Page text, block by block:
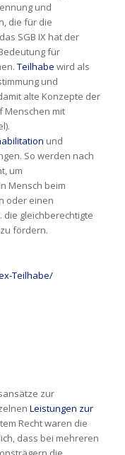
und
die für die
SGB IX hat der
für
Teilhabe wird als
und
alte Konzepte der
Menschen mit
und
So werden nach
um
Mensch beim
oder einen
die gleichberechtigte
fördern.
Teilhabe/
zur
Leistungen zur
Recht waren die
dass bei mehreren